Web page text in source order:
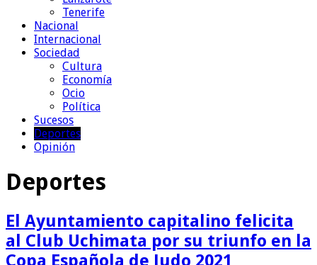
Tenerife
Nacional
Internacional
Sociedad
Cultura
Economía
Ocio
Política
Sucesos
Deportes
Opinión
Deportes
El Ayuntamiento capitalino felicita
al Club Uchimata por su triunfo en la
Copa Española de Judo 2021